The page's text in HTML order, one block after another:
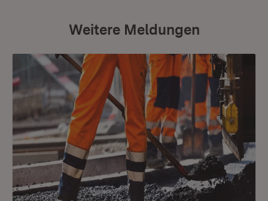
Weitere Meldungen